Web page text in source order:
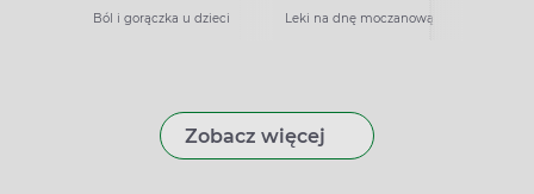
Ból i gorączka u dzieci
Leki na dnę moczanową
Zobacz więcej